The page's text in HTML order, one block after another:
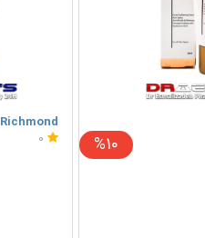
Richmond
0
%10